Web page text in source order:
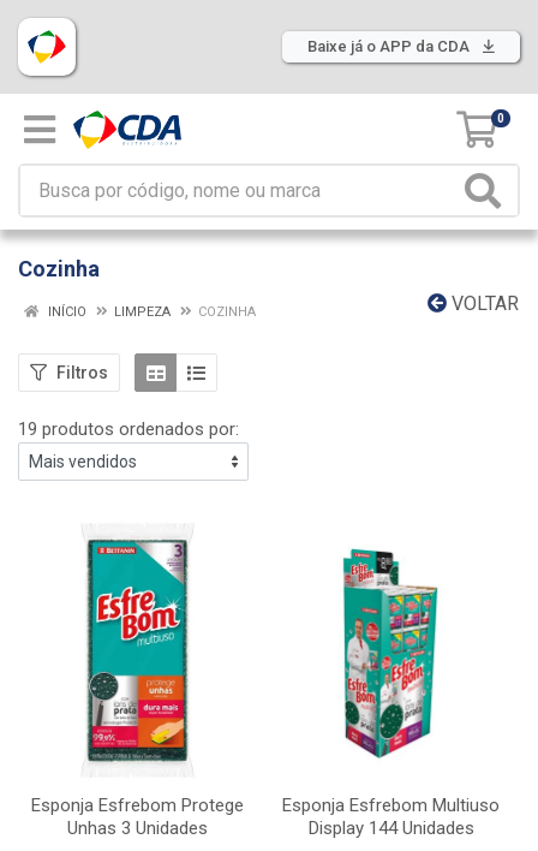
Baixe já o APP da CDA
0
Cozinha
VOLTAR
INÍCIO LIMPEZA COZINHA
Filtros
19 produtos ordenados por:
Esponja Esfrebom Protege
Unhas 3 Unidades
Esponja Esfrebom Multiuso
Display 144 Unidades